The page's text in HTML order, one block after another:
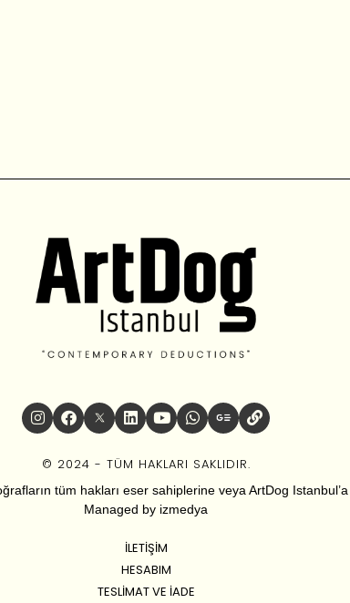
© 2024 - TÜM HAKLARI SAKLIDIR.
tüm hakları eser sahiplerine veya ArtDog Istanbul’a
Managed by izmedya
İLETIŞIM
HESABIM
TESLIMAT VE İADE